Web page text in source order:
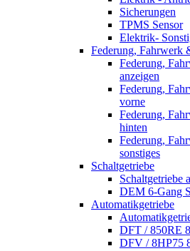
Sicherungen
TPMS Sensor
Elektrik-
Federung, Fahrwerk
Federung,
anzeigen
Federung,
vorne
Federung,
hinten
Federung,
sonstiges
Schaltgetriebe
Schaltgetriebe
DEM 6-Gang
Automatikgetriebe
DFT / 850RE
DFV / 8HP75